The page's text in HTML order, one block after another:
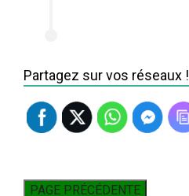
Partagez sur vos réseaux !